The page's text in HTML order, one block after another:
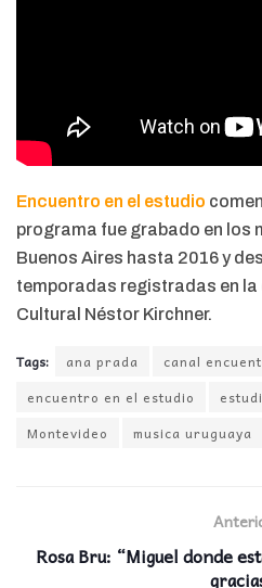
Encuentro en el estudio
programa fue grabado en los
Buenos Aires hasta 2016 y
temporadas registradas en la
Cultural Néstor Kirchner.
Tags: ana prada
canal
encuentro en el estudio
Montevideo
musica uruguaya
Rosa Bru: “Miguel donde